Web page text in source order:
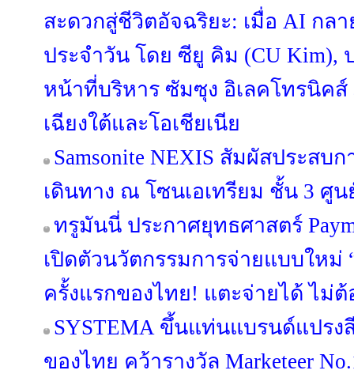
สะดวกสู่ชีวิตอัจฉริยะ: เมื่อ AI กล
ประจำวัน โดย ซียู คิม (CU Kim),
หน้าที่บริหาร ซัมซุง อิเลคโทรนิค
เฉียงใต้และโอเชียเนีย
Samsonite NEXIS สัมผัสประส
เดินทาง ณ โซนเอเทรียม ชั้น 3 ศูน
ทรูมันนี่ ประกาศยุทธศาสตร์
เปิดตัวนวัตกรรมการจ่ายแบบใหม่
ครั้งแรกของไทย! แตะจ่ายได้ ไม่ต้
SYSTEMA ขึ้นแท่นแบรนด์แปร
ของไทย คว้ารางวัล Marketeer